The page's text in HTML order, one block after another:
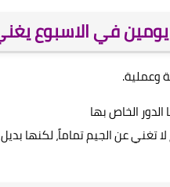
في الاسبوع
وعملية.
الخاص بها
تغني عن الجيم تماماً، لكنها